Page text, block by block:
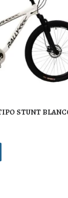
STUNT